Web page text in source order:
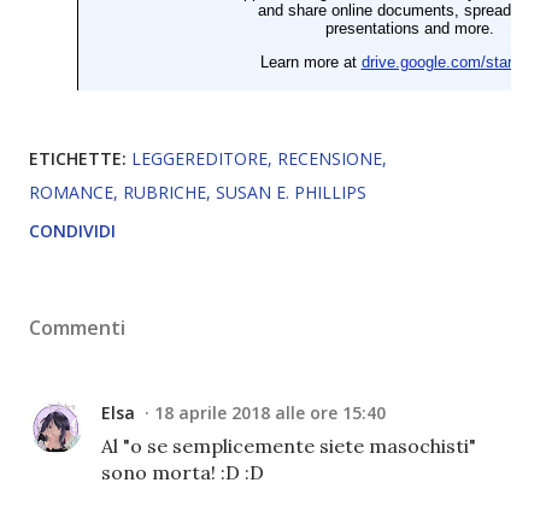
ETICHETTE: LEGGEREDITORE RECENSIONE
ROMANCE RUBRICHE SUSAN E. PHILLIPS
CONDIVIDI
Commenti
Elsa 18 aprile 2018 alle ore 15:40
Al "o se semplicemente siete masochisti"
sono morta! :D :D